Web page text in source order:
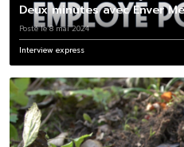
Deux minutes avec Enver
Posté le 8 mai 2024
Interview express